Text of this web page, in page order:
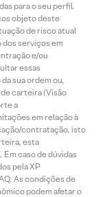
para o seu perfil.
objeto deste
de risco atual
serviços em
e/ou
essas
sua ordem ou,
carteira (Visão
a
em relação à
contratação, isto
esta
caso de dúvidas
pela XP
As condições de
podem afetar o